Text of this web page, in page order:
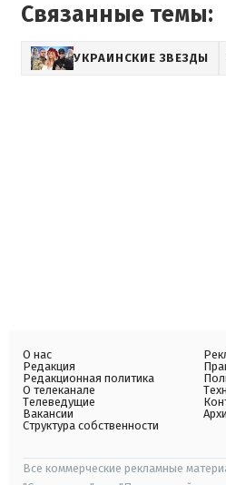
Связанные темы:
УКРАИНСКИЕ ЗВЕЗДЫ
О нас
Редакция
Редакционная политика
О телеканале
Телеведущие
Вакансии
Структура собственности
Все коммерческие рекламные